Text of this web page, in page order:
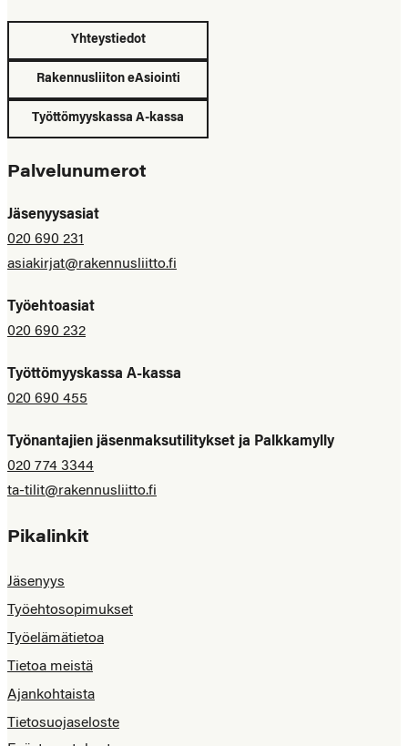
Yhteystiedot
Rakennusliiton eAsiointi
Työttömyyskassa A-kassa
Palvelunumerot
Jäsenyysasiat
020 690 231
asiakirjat@rakennusliitto.fi
Työehtoasiat
020 690 232
Työttömyyskassa A-kassa
020 690 455
Työnantajien jäsenmaksutilitykset ja Palkkamylly
020 774 3344
ta-tilit@rakennusliitto.fi
Pikalinkit
Jäsenyys
Työehtosopimukset
Työelämätietoa
Tietoa meistä
Ajankohtaista
Tietosuojaseloste